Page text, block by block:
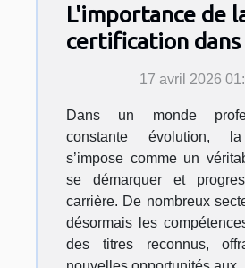
L'importance de
certification dans
parcours17 avril 2026
Dans un monde
constante évolution, la
s’impose comme un
se démarquer et
carrière. De nombreux
désormais les
des titres reconnus,